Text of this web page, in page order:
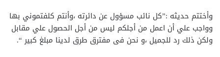
وأختتم حديثه :”كل نائب مسؤول عن دائرته ،وأنتم كلفتموني بها
وواجب علي أن اعمل من أجلكم ليس من أجل الحصول علي مقابل
ولكن ذلك رد للجميل ،و نحن فى مفترق طرق لدينا مبلغ كبير “.